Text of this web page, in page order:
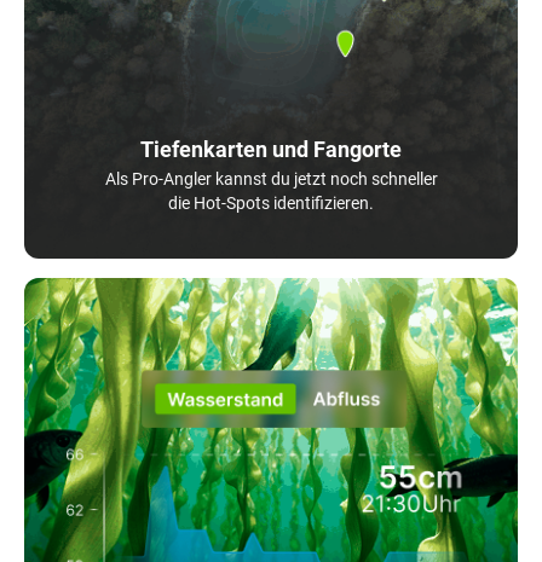
Tiefenkarten und Fangorte
Als Pro-Angler kannst du jetzt noch schneller
die Hot-Spots identifizieren.